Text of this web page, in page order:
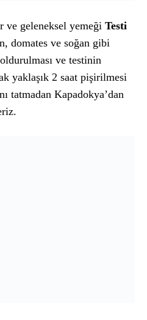
ve geleneksel yemeği Testi
domates ve soğan gibi
ve testinin
yaklaşık 2 saat pişirilmesi
tatmadan Kapadokya’dan